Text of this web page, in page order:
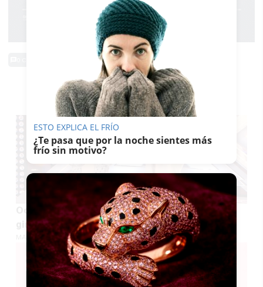
TE PUEDE INTERESAR
Ocho años después de 'Cómeme el donut': el
giro en las vidas de Jirafa Rey y Lapili
MARÍA CRISOL
ESTO EXPLICA EL FRÍO
¿Te pasa que por la noche sientes más
frío sin motivo?